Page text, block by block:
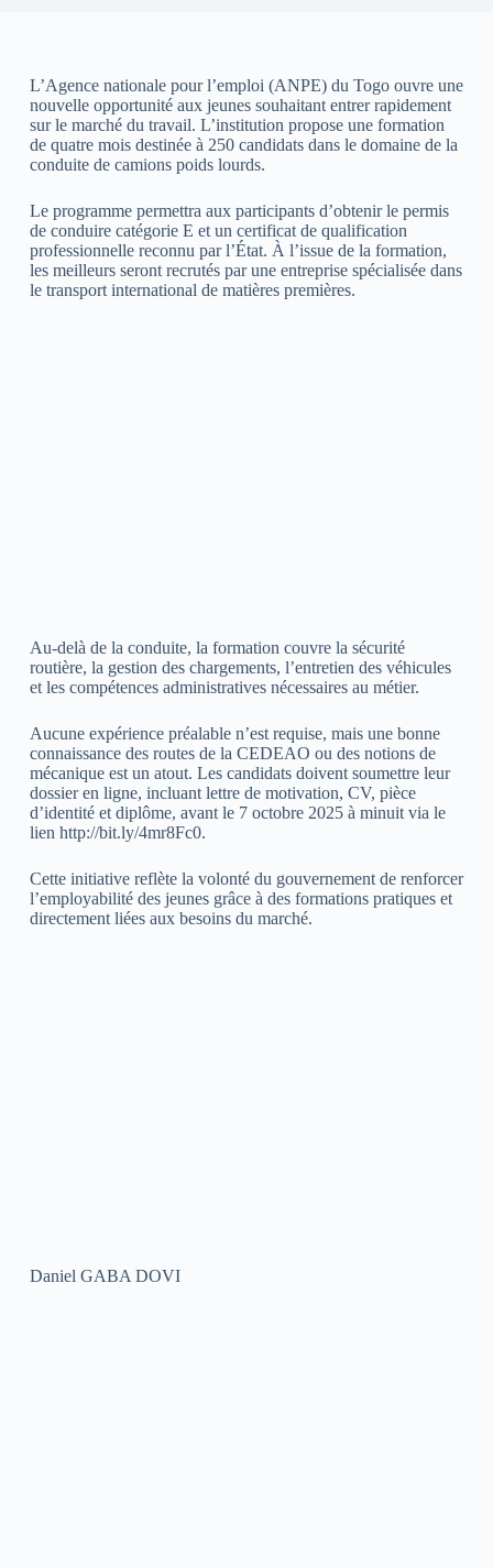
L’Agence nationale pour l’emploi (ANPE) du Togo ouvre une
nouvelle opportunité aux jeunes souhaitant entrer rapidement
sur le marché du travail. L’institution propose une formation
de quatre mois destinée à 250 candidats dans le domaine de la
conduite de camions poids lourds.
Le programme permettra aux participants d’obtenir le permis
de conduire catégorie E et un certificat de qualification
professionnelle reconnu par l’État. À l’issue de la formation,
les meilleurs seront recrutés par une entreprise spécialisée dans
le transport international de matières premières.
Au-delà de la conduite, la formation couvre la sécurité
routière, la gestion des chargements, l’entretien des véhicules
et les compétences administratives nécessaires au métier.
Aucune expérience préalable n’est requise, mais une bonne
connaissance des routes de la CEDEAO ou des notions de
mécanique est un atout. Les candidats doivent soumettre leur
dossier en ligne, incluant lettre de motivation, CV, pièce
d’identité et diplôme, avant le 7 octobre 2025 à minuit via le
lien http://bit.ly/4mr8Fc0.
Cette initiative reflète la volonté du gouvernement de renforcer
l’employabilité des jeunes grâce à des formations pratiques et
directement liées aux besoins du marché.
Daniel GABA DOVI